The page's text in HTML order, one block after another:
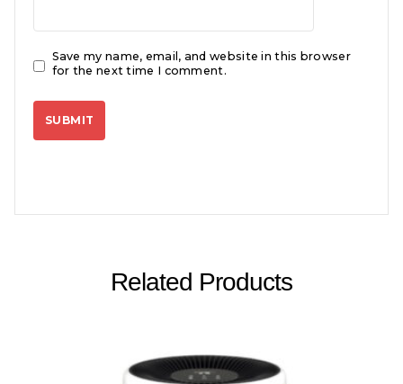
Save my name, email, and website in this browser
for the next time I comment.
Related Products